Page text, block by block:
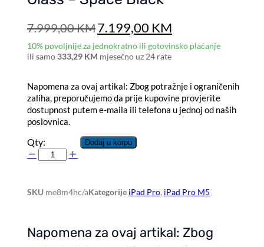
7.999,00KM7.199,00 KM
10% povoljnije za jednokratno ili gotovinsko plaćanje
ili samo333,29 KM mjesečno uz 24 rate
Napomena za ovaj artikal: Zbog potražnje i ograničenih
zaliha, preporučujemo da prije kupovine provjerite
dostupnost putem e-maila ili telefona u jednoj od naših
poslovnica.
Qty:
Apple
13-
iPad
2TB
Dodaj u korpu
SKU me8m4hc/aKategorije iPad Pro, iPad Pro M5
Napomena za ovaj artikal: Zbog